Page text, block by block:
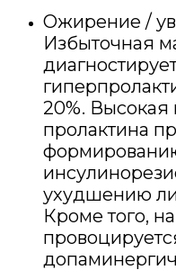
Ожирение /
Избыточная
20%.
пролактина
ухудшению
Кроме того,